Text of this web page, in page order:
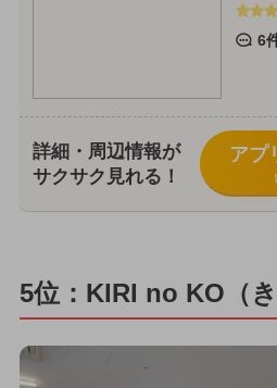
6
詳細・周辺情報が
サクサク見れる！
アプ
5位：KIRI no KO（き